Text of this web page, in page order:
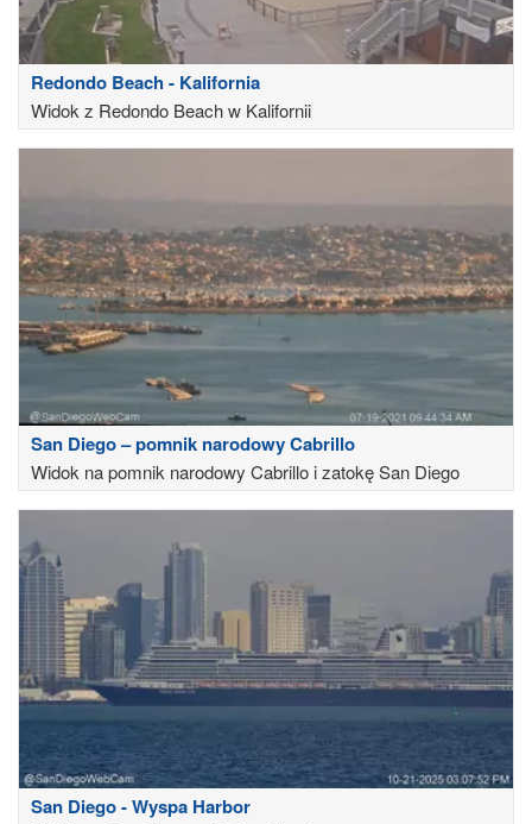
Redondo Beach - Kalifornia
Widok z Redondo Beach w Kalifornii
San Diego – pomnik narodowy Cabrillo
Widok na pomnik narodowy Cabrillo i zatokę San Diego
San Diego - Wyspa Harbor